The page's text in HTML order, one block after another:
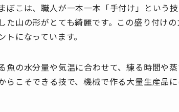
ぼこは、職人が一本一本「手付け」という
た山の形がとても綺麗です。この盛り付け
トになっています。
魚の水分量や気温に合わせて、練る時間や
らこそできる技で、機械で作る大量生産品